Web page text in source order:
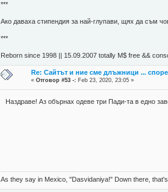
***
Aко даваха стипендия за най-глупави, щях да съм
***
Reborn since 1998 || 15.09.2007 totally М$ free &&
Re: Сайтът и ние сме длъжници ...
«Отговор #53 -: Feb 23, 2020, 23:05 »
Наздраве! Аз обърнах одеве три Пади-та в едно
As they say in Mexico, "Dasvidaniya!" Down there,